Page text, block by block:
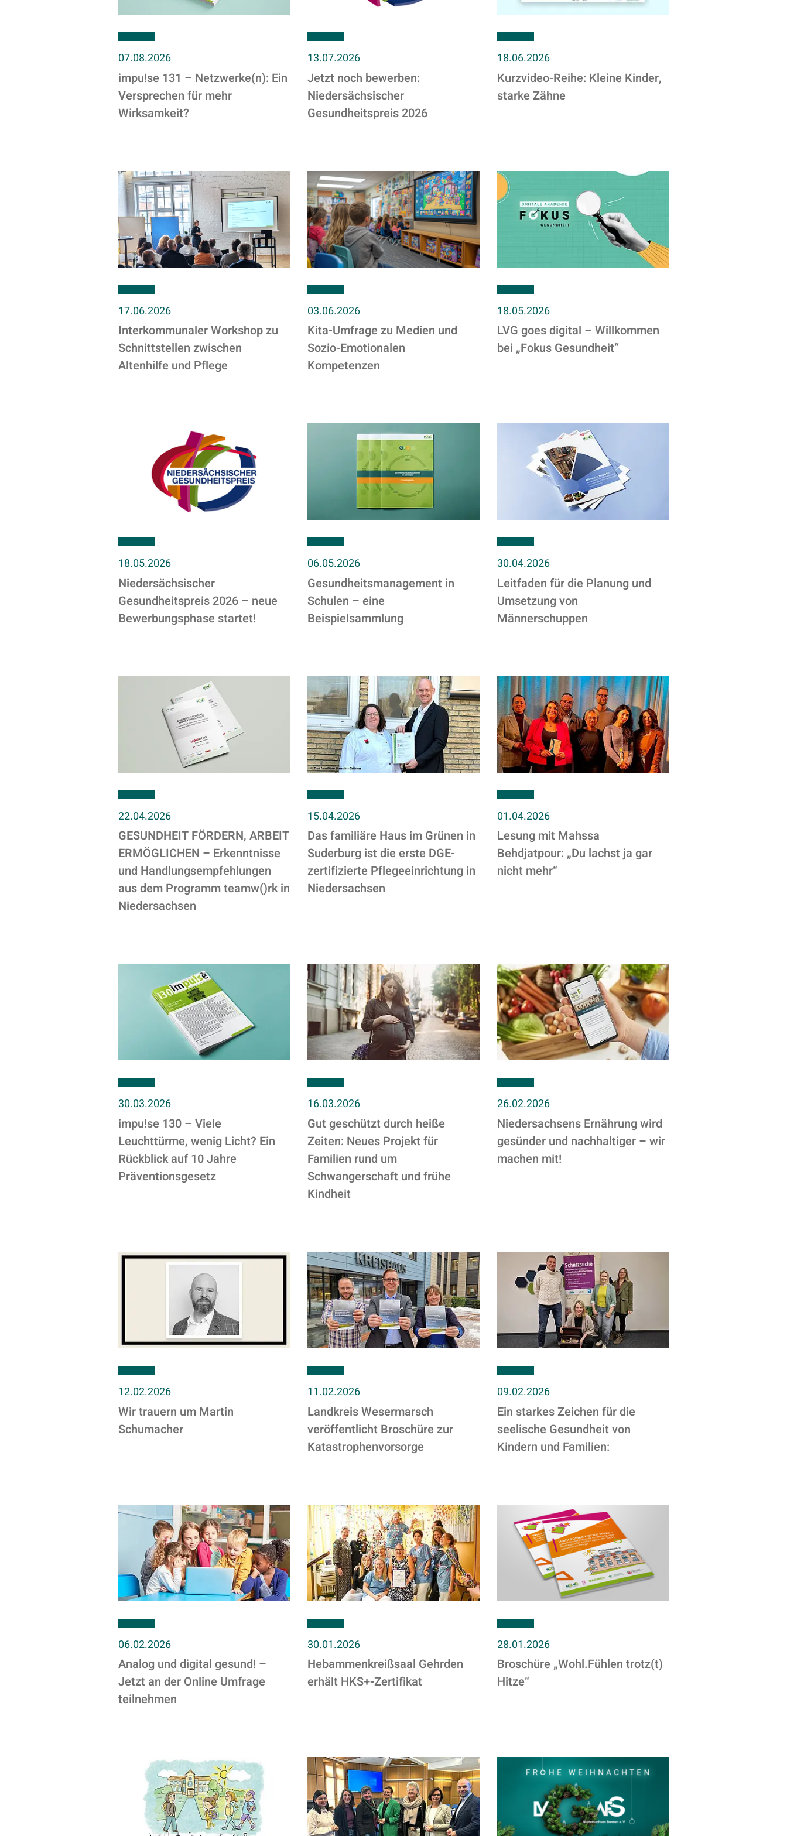
07.08.2026
impu!se 131 – Netzwerke(n): Ein
Versprechen für mehr
Wirksamkeit?
13.07.2026
Jetzt noch bewerben:
Niedersächsischer
Gesundheitspreis 2026
18.06.2026
Kurzvideo-Reihe: Kleine Kinder,
starke Zähne
17.06.2026
Interkommunaler Workshop zu
Schnittstellen zwischen
Altenhilfe und Pflege
03.06.2026
Kita-Umfrage zu Medien und
Sozio-Emotionalen
Kompetenzen
18.05.2026
LVG goes digital – Willkommen
bei „Fokus Gesundheit“
18.05.2026
Niedersächsischer
Gesundheitspreis 2026 – neue
Bewerbungsphase startet!
06.05.2026
Gesundheitsmanagement in
Schulen – eine
Beispielsammlung
30.04.2026
Leitfaden für die Planung und
Umsetzung von
Männerschuppen
22.04.2026
GESUNDHEIT FÖRDERN, ARBEIT
ERMÖGLICHEN – Erkenntnisse
und Handlungsempfehlungen
aus dem Programm teamw()rk in
Niedersachsen
15.04.2026
Das familiäre Haus im Grünen in
Suderburg ist die erste DGE-
zertifizierte Pflegeeinrichtung in
Niedersachsen
01.04.2026
Lesung mit Mahssa
Behdjatpour: „Du lachst ja gar
nicht mehr“
30.03.2026
impu!se 130 – Viele
Leuchttürme, wenig Licht? Ein
Rückblick auf 10 Jahre
Präventionsgesetz
16.03.2026
Gut geschützt durch heiße
Zeiten: Neues Projekt für
Familien rund um
Schwangerschaft und frühe
Kindheit
26.02.2026
Niedersachsens Ernährung wird
gesünder und nachhaltiger – wir
machen mit!
12.02.2026
Wir trauern um Martin
Schumacher
11.02.2026
Landkreis Wesermarsch
veröffentlicht Broschüre zur
Katastrophenvorsorge
09.02.2026
Ein starkes Zeichen für die
seelische Gesundheit von
Kindern und Familien:
06.02.2026
Analog und digital gesund! –
Jetzt an der Online Umfrage
teilnehmen
30.01.2026
Hebammenkreißsaal Gehrden
erhält HKS+-Zertifikat
28.01.2026
Broschüre „Wohl.Fühlen trotz(t)
Hitze“